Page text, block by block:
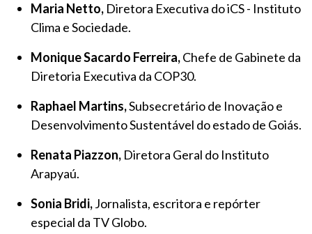
Maria Netto, Diretora Executiva do iCS - Instituto
Clima e Sociedade.
Monique Sacardo Ferreira,Chefe de Gabinete da
Diretoria Executiva da COP30.
Raphael Martins,Subsecretário de Inovação e
Desenvolvimento Sustentável do estado de Goiás.
Renata Piazzon, Diretora Geral do Instituto
Arapyaú.
Sonia Bridi,Jornalista, escritora e repórter
especial da TV Globo.